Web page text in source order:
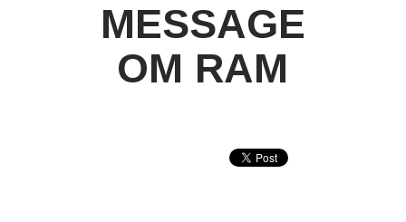
MESSAGE
OM RAM